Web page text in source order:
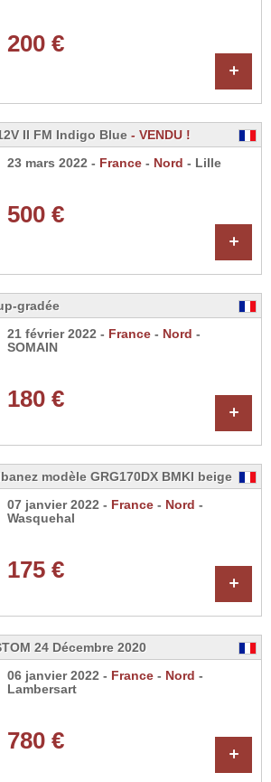
200 €
+
II FM Indigo Blue - VENDU !
23 mars 2022 - France - Nord - Lille
500 €
+
gradée
21 février 2022 - France - Nord -
SOMAIN
180 € +
modèle GRG170DX BMKI beige
07 janvier 2022 - France - Nord -
Wasquehal
175 € +
24 Décembre 2020
06 janvier 2022 - France - Nord -
Lambersart
780 € +